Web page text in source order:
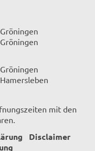
mit den
Disclaimer